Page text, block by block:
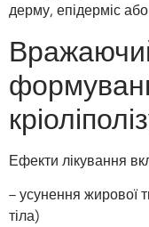
дерму, епідерміс
Ефекти лікування
– усунення жирової
тіла)